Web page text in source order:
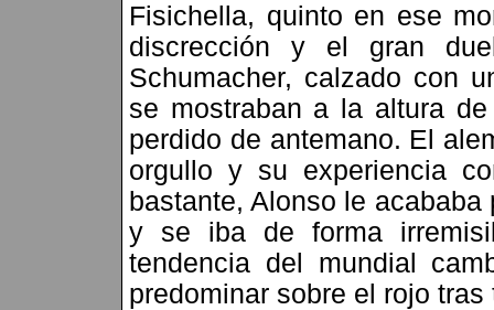
Fisichella, quinto en ese
discrección y el gran
Schumacher, calzado con
se mostraban a la altura
perdido de antemano. El
orgullo y su experiencia
bastante, Alonso le
y se iba de forma
tendencia del mundial
predominar sobre el rojo